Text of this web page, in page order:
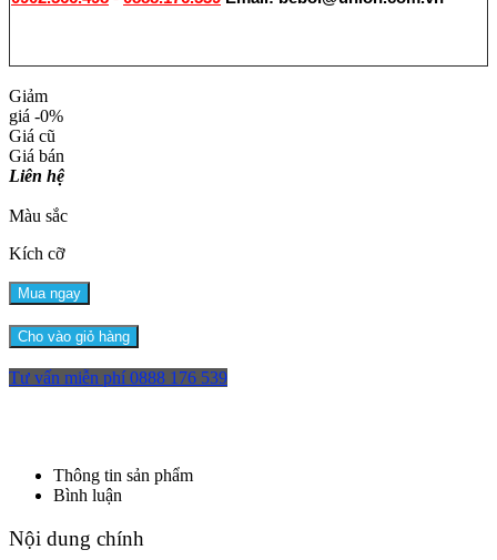
Giảm
giá -0%
Giá cũ
Giá bán
Liên hệ
Màu sắc
Kích cỡ
Mua ngay
Cho vào giỏ hàng
Tư vấn miễn phí 0888 176 539
Thông tin sản phẩm
Bình luận
Nội dung chính